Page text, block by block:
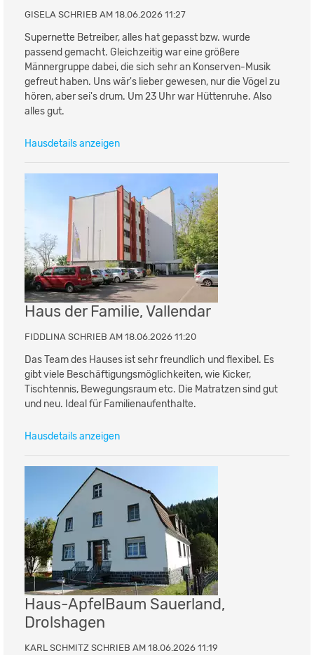
GISELA SCHRIEB AM 18.06.2026 11:27
Supernette Betreiber, alles hat gepasst bzw. wurde
passend gemacht. Gleichzeitig war eine größere
Männergruppe dabei, die sich sehr an Konserven-Musik
gefreut haben. Uns wär's lieber gewesen, nur die Vögel zu
hören, aber sei's drum. Um 23 Uhr war Hüttenruhe. Also
alles gut.
Hausdetails anzeigen
Haus der Familie, Vallendar
FIDDLINA SCHRIEB AM 18.06.2026 11:20
Das Team des Hauses ist sehr freundlich und flexibel. Es
gibt viele Beschäftigungsmöglichkeiten, wie Kicker,
Tischtennis, Bewegungsraum etc. Die Matratzen sind gut
und neu. Ideal für Familienaufenthalte.
Hausdetails anzeigen
Haus-ApfelBaum Sauerland,
Drolshagen
KARL SCHMITZ SCHRIEB AM 18.06.2026 11:19